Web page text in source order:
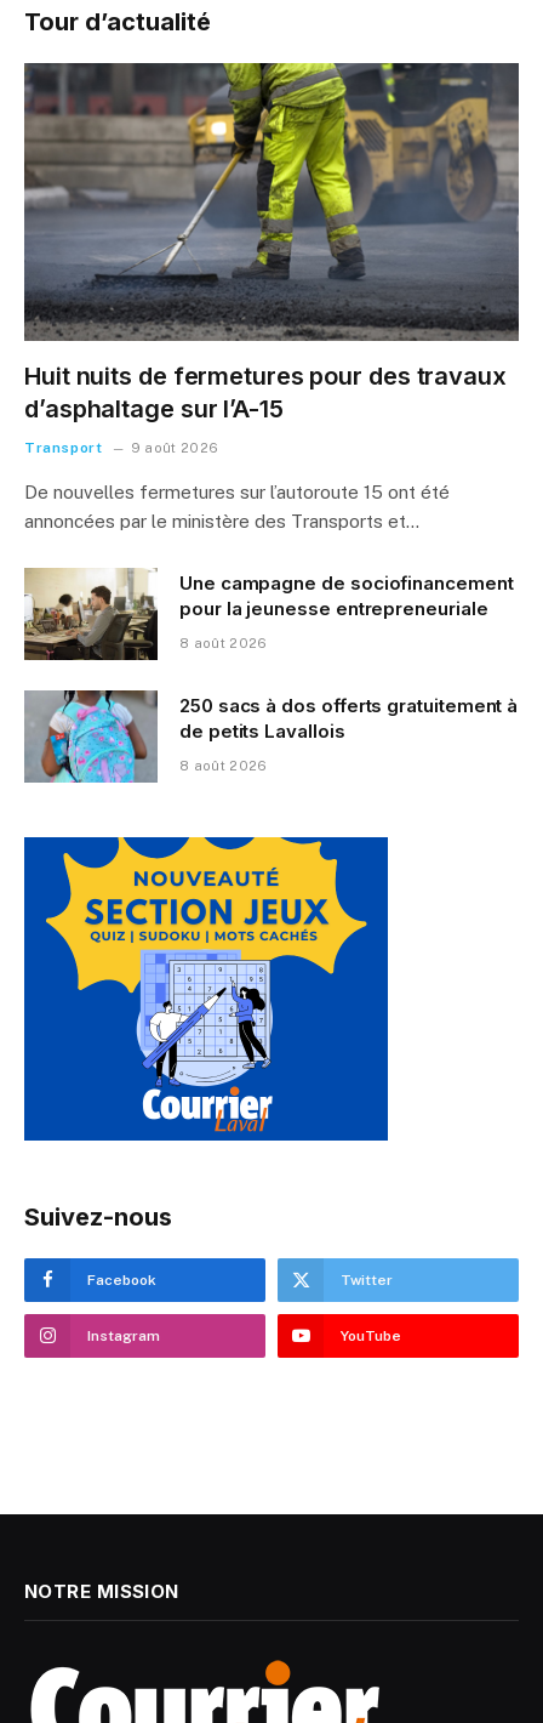
Tour d’actualité
Huit nuits de fermetures pour des travaux
d’asphaltage sur l’A-15
Transport 9 août 2026
De nouvelles fermetures sur l’autoroute 15 ont été
annoncées par le ministère des Transports et…
Une campagne de sociofinancement
pour la jeunesse entrepreneuriale
8 août 2026
250 sacs à dos offerts gratuitement à
de petits Lavallois
8 août 2026
Suivez-nous
Facebook Twitter
Instagram YouTube
NOTRE MISSION